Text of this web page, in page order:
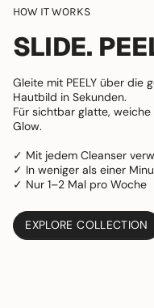
HOW IT WORKS
SLIDE.
Gleite mit PEELY über die
Hautbild in Sekunden.
Für sichtbar glatte,
Glow.
✓ Mit jedem Cleanser
✓ In weniger als einer
✓ Nur 1–2 Mal pro Woche
EXPLORE COLLECTION